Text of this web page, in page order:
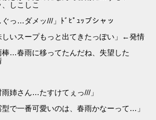
しこしこ
っ…ダメッ///」ﾄﾞﾋﾟｭｯブシャッ
しいスープもっと出てきたっぽい」←発情
棒…春雨に移ってたんだね、失望した
姉さん…たすけてぇっ///」
で一番可愛いのは、春雨かなーって…」